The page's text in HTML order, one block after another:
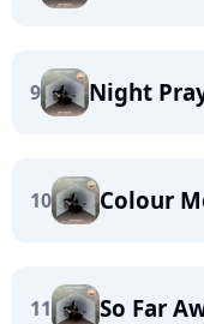
9 Night
10 Colour
11 So Far